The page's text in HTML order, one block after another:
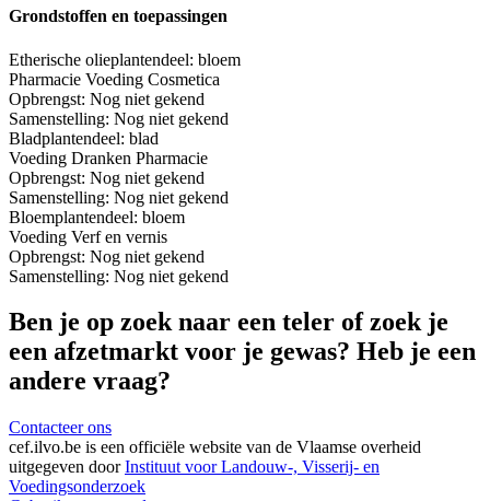
Grondstoffen en toepassingen
Etherische olieplantendeel: bloem
Pharmacie Voeding Cosmetica
Opbrengst: Nog niet gekend
Samenstelling: Nog niet gekend
Bladplantendeel: blad
Voeding Dranken Pharmacie
Opbrengst: Nog niet gekend
Samenstelling: Nog niet gekend
Bloemplantendeel: bloem
Voeding Verf en vernis
Opbrengst: Nog niet gekend
Samenstelling: Nog niet gekend
Ben je op zoek naar een teler of zoek je
een afzetmarkt voor je gewas? Heb je een
andere vraag?
Contacteer ons
cef.ilvo.be is een officiële website van de Vlaamse overheid
uitgegeven doorInstituut voor Landouw-, Visserij- en
Voedingsonderzoek